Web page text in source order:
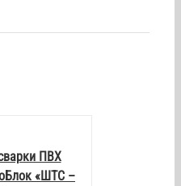
ПВХ
«ШТС –